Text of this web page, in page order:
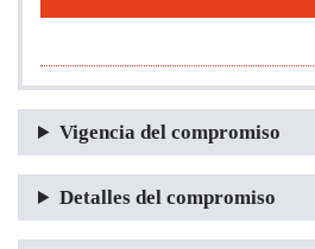
Vigencia del compromiso
Detalles del compromiso